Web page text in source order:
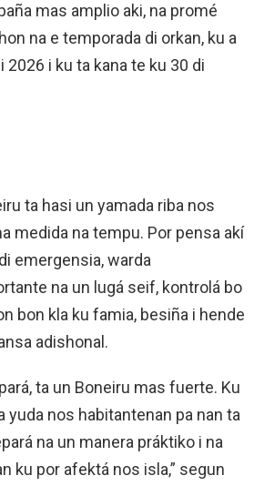
mas amplio aki, na promé
na e temporada di orkan, ku a
2026 i ku ta kana te ku 30 di
ta hasi un yamada riba nos
medida na tempu. Por pensa akí
emergensia, warda
na un lugá seif, kontrolá bo
bon kla ku famia, besiña i hende
adishonal.
ta un Boneiru mas fuerte. Ku
yuda nos habitantenan pa nan ta
na un manera práktiko i na
ku por afektá nos isla,” segun